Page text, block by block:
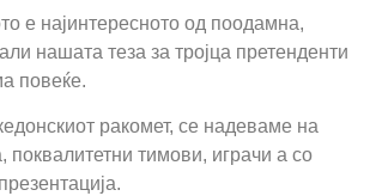
е најинтересното од поодамна,
нашата теза за тројца претенденти
повеќе.
ракомет, се надеваме на
поквалитетни тимови, играчи а со